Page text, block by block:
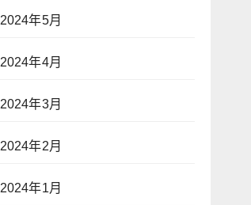
2024年5月
2024年4月
2024年3月
2024年2月
2024年1月